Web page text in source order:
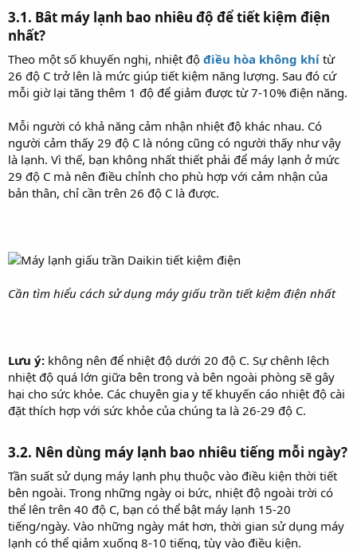
3.1. Bât máy lạnh bao nhiêu độ để tiết kiệm điện
nhất?​
Theo một số khuyến nghị, nhiệt độ điều hòa không khí từ
26 độ C trở lên là mức giúp tiết kiệm năng lượng. Sau đó cứ
mỗi giờ lại tăng thêm 1 độ để giảm được từ 7-10% điện năng.
Mỗi người có khả năng cảm nhận nhiệt độ khác nhau. Có
người cảm thấy 29 độ C là nóng cũng có người thấy như vậy
là lạnh. Vì thế, bạn không nhất thiết phải để máy lạnh ở mức
29 độ C mà nên điều chỉnh cho phù hợp với cảm nhận của
bản thân, chỉ cần trên 26 độ C là được.
Cần tìm hiểu cách sử dụng máy giấu trần tiết kiệm điện nhất
Lưu ý: không nên để nhiệt độ dưới 20 độ C. Sự chênh lệch
nhiệt độ quá lớn giữa bên trong và bên ngoài phòng sẽ gây
hại cho sức khỏe. Các chuyên gia y tế khuyến cáo nhiệt độ cài
đặt thích hợp với sức khỏe của chúng ta là 26-29 độ C.
3.2. Nên dùng máy lạnh bao nhiêu tiếng mỗi ngày?​
Tần suất sử dụng máy lạnh phụ thuộc vào điều kiện thời tiết
bên ngoài. Trong những ngày oi bức, nhiệt độ ngoài trời có
thể lên trên 40 độ C, bạn có thể bật máy lạnh 15-20
tiếng/ngày. Vào những ngày mát hơn, thời gian sử dụng máy
lạnh có thể giảm xuống 8-10 tiếng, tùy vào điều kiện.